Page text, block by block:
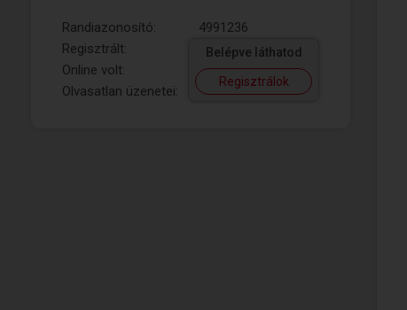
Randiazonosító:
4991236
Regisztrált:
Online volt:
Olvasatlan üzenetei:
Belépve láthatod
Regisztrálok